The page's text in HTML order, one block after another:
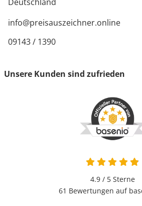
info@preisauszeichner.online
09143 / 1390
Unsere Kunden sind zufrieden
4.9 / 5Sterne
61 Bewertungen auf